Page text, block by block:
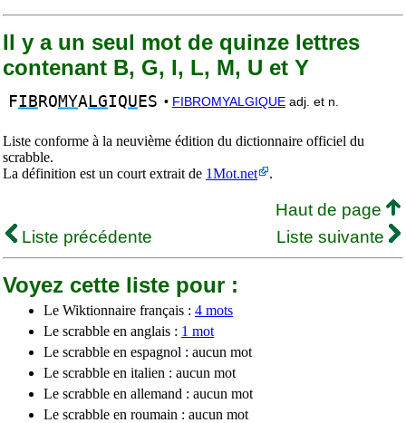
Il y a un seul mot de quinze lettres
contenant B, G, I, L, M, U et Y
FIB ROMYALGIQU ES • FIBROMYALGIQUE adj. et n.
Liste conforme à la neuvième édition du dictionnaire officiel du
scrabble.
La définition est un court extrait de 1Mot.net .
Haut de page
Liste précédente
Liste suivante
Voyez cette liste pour :
Le Wiktionnaire français : 4 mots
Le scrabble en anglais : 1 mot
Le scrabble en espagnol : aucun mot
Le scrabble en italien : aucun mot
Le scrabble en allemand : aucun mot
Le scrabble en roumain : aucun mot